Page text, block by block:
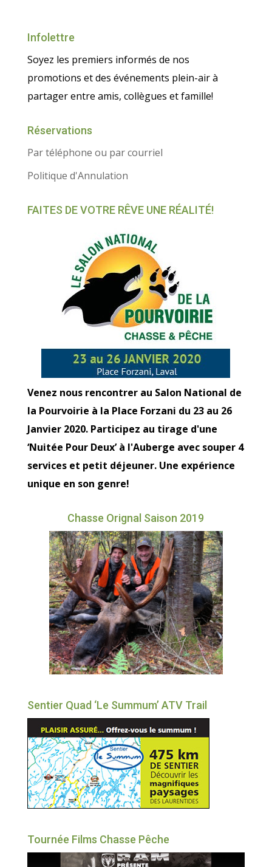
Infolettre
Soyez les premiers informés de nos
promotions et des événements plein-air à
partager entre amis, collègues et famille!
Réservations
Par téléphone ou par courriel
Politique d'Annulation
FAITES DE VOTRE RÊVE UNE RÉALITÉ!
Venez nous rencontrer au Salon National de
la Pourvoirie à la Place Forzani du 23 au 26
Janvier 2020. Participez au tirage d'une
‘Nuitée Pour Deux’ à l'Auberge avec souper 4
services et petit déjeuner. Une expérience
unique en son genre!
Chasse Orignal Saison 2019
Sentier Quad ‘Le Summum’ ATV Trail
Tournée Films Chasse Pêche